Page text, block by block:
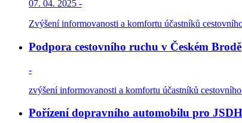
07. 04. 2025 -
Zvýšení informovanosti a komfortu účastníků
Podpora cestovního ruchu v Českém Brodě
-
zvýšení informovanosti a komfortu účastníků
Pořízení dopravního automobilu pro